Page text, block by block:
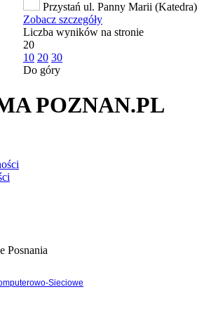
Przystań ul. Panny Marii
Zobacz szczegóły
Liczba wyników na stronie
20
10 20 30
Do góry
POZNAN.PL
Posnania
Sieciowe